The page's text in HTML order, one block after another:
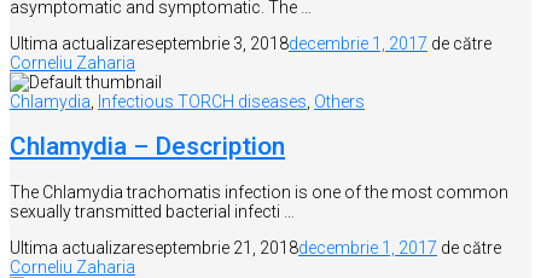
asymptomatic and symptomatic. The …
Ultima actualizareseptembrie 3, 2018decembrie 1, 2017 de către
Corneliu Zaharia
Chlamydia
Infectious TORCH diseases Others
Chlamydia – Description
The Chlamydia trachomatis infection is one of the most common
sexually transmitted bacterial infecti …
Ultima actualizareseptembrie 21, 2018decembrie 1, 2017 de către
Corneliu Zaharia